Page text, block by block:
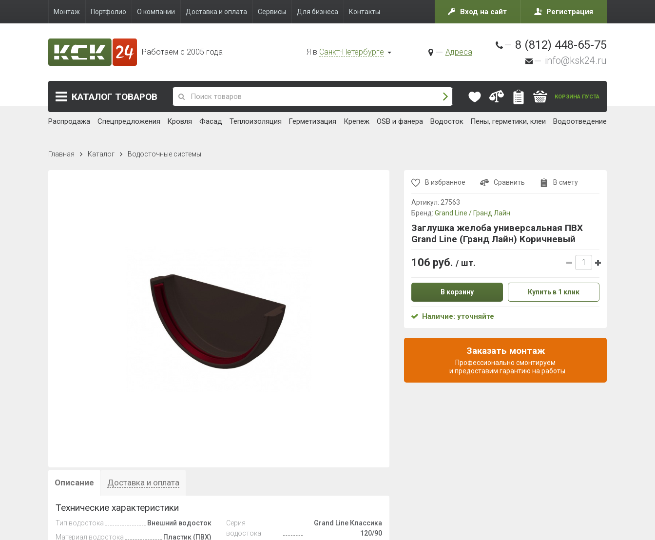
Монтаж Портфолио О компании Доставка и оплата Сервисы Для бизнеса Контакты Вход на сайт Регистрация
Работаем с 2005 года Я в Санкт-Петербурге Адреса
8 (812) 448-65-75
info@ksk24.ru
КАТАЛОГ ТОВАРОВ КОРЗИНА ПУСТА
Распродажа Спецпредложения Кровля Фасад Теплоизоляция Герметизация Крепеж OSB и фанера Водосток Пены, герметики, клеи Водоотведение
Главная Каталог Водосточные системы
Описание Доставка и оплата
Технические характеристики
Тип водостока
Внешний водосток
Материал водостока
Пластик (ПВХ)
Серия
водостока
Grand Line Классика
120/90
В избранное Сравнить В смету
Артикул: 27563
Бренд: Grand Line / Гранд Лайн
Заглушка желоба универсальная ПВХ
Grand Line (Гранд Лайн) Коричневый
106 руб. / шт.
В корзину Купить в 1 клик
Наличие: уточняйте
Заказать монтаж
Профессионально смонтируем
и предоставим гарантию на работы